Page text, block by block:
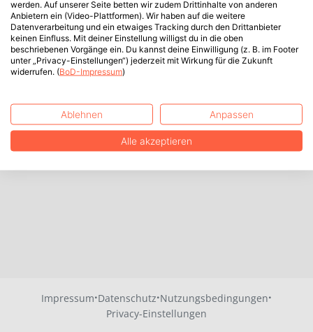
Impressum·Datenschutz·Nutzungsbedingungen·
Privacy-Einstellungen
werden. Auf unserer Seite betten wir zudem Drittinhalte von anderen
Anbietern ein (Video-Plattformen). Wir haben auf die weitere
Datenverarbeitung und ein etwaiges Tracking durch den Drittanbieter
keinen Einfluss. Mit deiner Einstellung willigst du in die oben
beschriebenen Vorgänge ein. Du kannst deine Einwilligung (z. B. im Footer
unter „Privacy-Einstellungen“) jederzeit mit Wirkung für die Zukunft
widerrufen. (BoD-Impressum)
Ablehnen Anpassen
Alle akzeptieren